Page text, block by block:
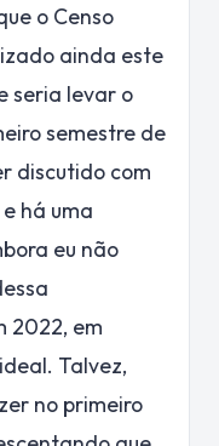
o Censo
ainda este
seria levar o
semestre de
discutido com
há uma
eu não
2022, em
Talvez,
no primeiro